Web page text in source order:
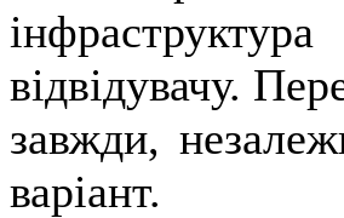
відвідувачу.
завжди,
варіант.